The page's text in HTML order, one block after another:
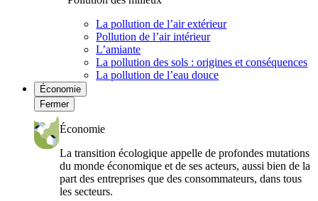
La pollution de l’air extérieur
Pollution de l’air intérieur
L’amiante
La pollution des sols : origines et conséquences
La pollution de l’eau douce
Économie
Fermer
Économie
La transition écologique appelle de profondes mutations
du monde économique et de ses acteurs, aussi bien de la
part des entreprises que des consommateurs, dans tous
les secteurs.